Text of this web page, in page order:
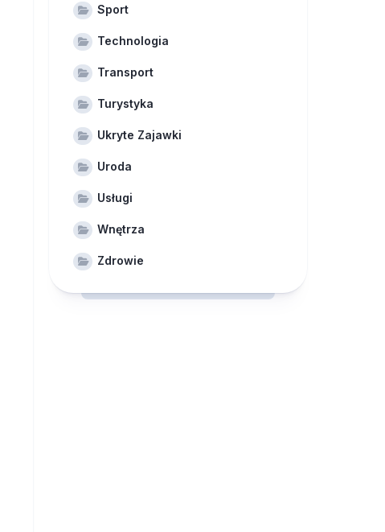
Sport
Technologia
Transport
Turystyka
Ukryte Zajawki
Uroda
Usługi
Wnętrza
Zdrowie